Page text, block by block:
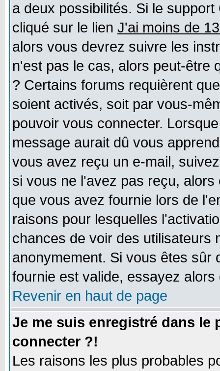
a deux possibilités. Si le
cliqué sur le lien J'ai moins de
alors vous devrez suivre les
n'est pas le cas, alors peut-être
? Certains forums requièrent
soient activés, soit par vous-
pouvoir vous connecter.
message aurait dû vous
vous avez reçu un e-mail,
si vous ne l'avez pas reçu,
que vous avez fournie lors de
raisons pour lesquelles
chances de voir des utilisateurs
anonymement. Si vous êtes sûr
fournie est valide, essayez
Revenir en haut de page
Je me suis enregistré dans le
connecter ?!
Les raisons les plus probables